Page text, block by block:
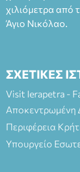
ΘΕΑΤΡΙΚΕΣ
χιλιόμετρα από
Άγιο Νικόλαο.
ΣΧΕΤΙΚΕΣ
Visit Ierapetra -
Αποκεντρωμένη
Περιφέρεια
Υπουργείο